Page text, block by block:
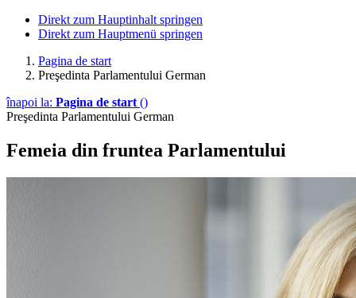
Direkt zum Hauptinhalt springen
Direkt zum Hauptmenü springen
Pagina de start
Preşedinta Parlamentului German
înapoi la: Pagina de start ()
Preşedinta Parlamentului German
Femeia din fruntea Parlamentului